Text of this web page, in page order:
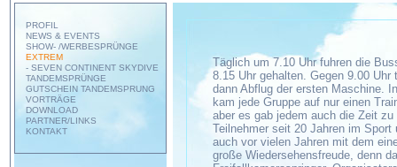
PROFIL
NEWS & EVENTS
SHOW- /WERBESPRÜNGE
EXTREM
- SEVEN CONTINENT SKYDIVE
TANDEMSPRÜNGE
GUTSCHEIN TANDEMSPRUNG
VORTRÄGE
DOWNLOAD
PARTNER/LINKS
KONTAKT
Täglich um 7.10 Uhr fuhren die
8.15 Uhr gehalten. Gegen 9.00
dann Abflug der ersten Maschine.
kam jede Gruppe auf nur einen
aber es gab jedem auch die Zeit
Teilnehmer seit 20 Jahren im
auch vor vielen Jahren mit dem
große Wiedersehensfreude, denn